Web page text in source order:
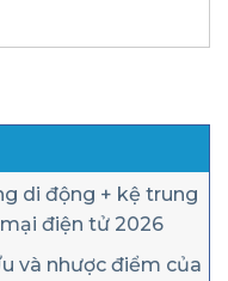
di động + kệ trung
điện tử 2026
và nhược điểm của